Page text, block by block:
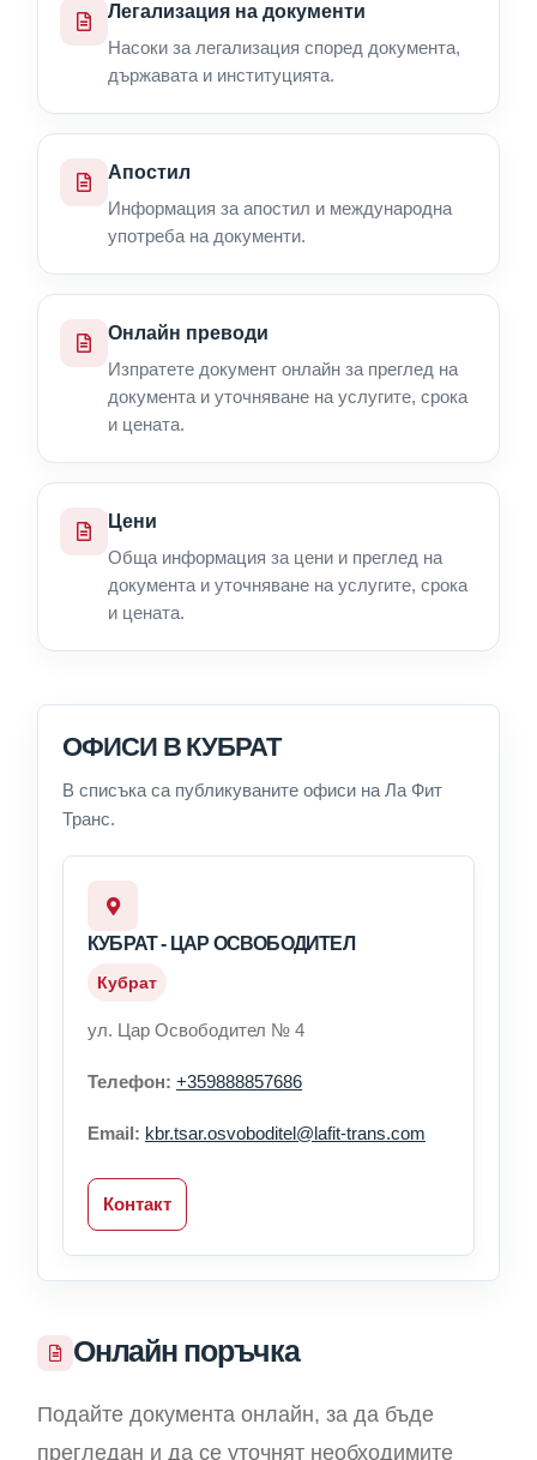
Легализация на документи
Насоки за легализация според документа,
държавата и институцията.
Апостил
Информация за апостил и международна
употреба на документи.
Онлайн преводи
Изпратете документ онлайн за преглед на
документа и уточняване на услугите, срока
и цената.
Цени
Обща информация за цени и преглед на
документа и уточняване на услугите, срока
и цената.
ОФИСИ В КУБРАТ
В списъка са публикуваните офиси на Ла Фит
Транс.
КУБРАТ - ЦАР ОСВОБОДИТЕЛ
Кубрат
ул. Цар Освободител № 4
Телефон: +359888857686
Email: kbr.tsar.osvoboditel@lafit-trans.com
Контакт
Онлайн поръчка
Подайте документа онлайн, за да бъде
прегледан и да се уточнят необходимите